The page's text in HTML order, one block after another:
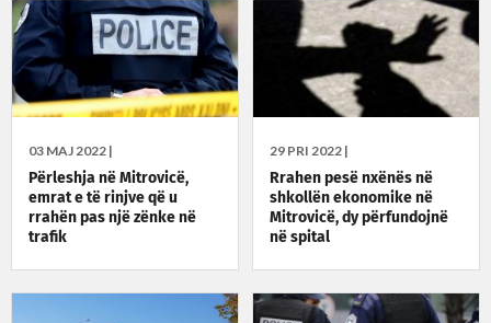
03 MAJ 2022 |
Përleshja në Mitrovicë,
emrat e të rinjve që u
rrahën pas një zënke në
trafik
29 PRI 2022 |
Rrahen pesë nxënës në
shkollën ekonomike në
Mitrovicë, dy përfundojnë
në spital